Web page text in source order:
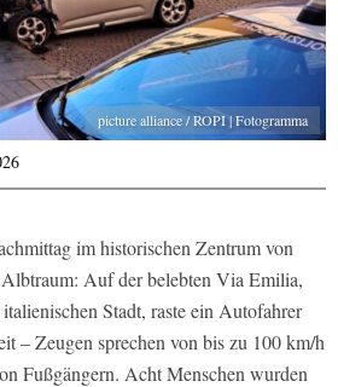
picture alliance / ROPI | Fotogramma
im historischen Zentrum von
Auf der belebten Via Emilia,
Stadt, raste ein Autofahrer
– Zeugen sprechen von bis zu 100 km/h
Fußgängern. Acht Menschen wurden